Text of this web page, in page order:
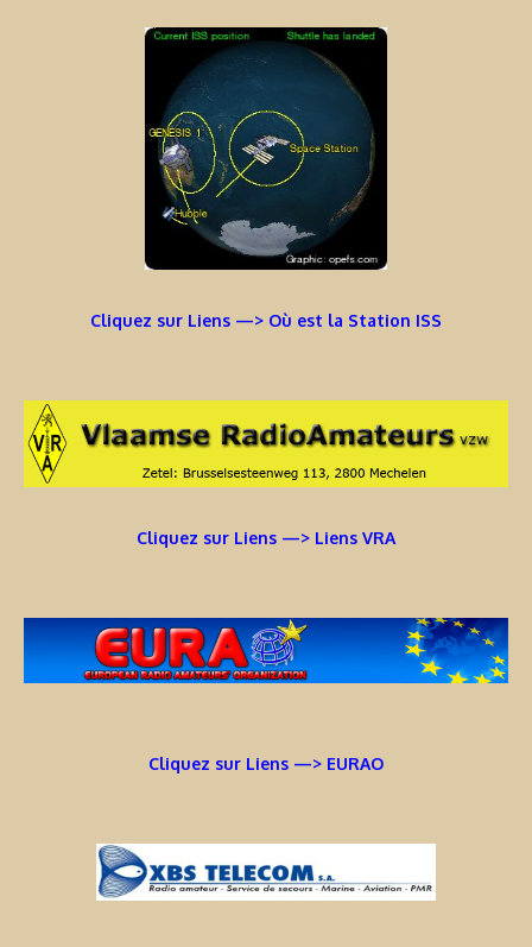
Cliquez sur Liens —> Où est la Station ISS
Cliquez sur Liens —> Liens VRA
Cliquez sur Liens —> EURAO